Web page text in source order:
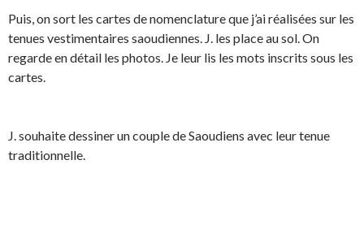
Puis, on sort les cartes de nomenclature que j’ai réalisées sur les
tenues vestimentaires saoudiennes. J. les place au sol. On
regarde en détail les photos. Je leur lis les mots inscrits sous les
cartes.
J. souhaite dessiner un couple de Saoudiens avec leur tenue
traditionnelle.